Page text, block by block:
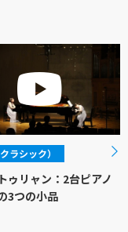
ラシック）
ゥリャン：2台ピアノ
3つの小品